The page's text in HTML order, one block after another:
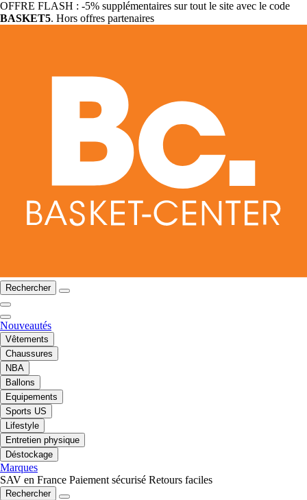
OFFRE FLASH : -5% supplémentaires sur tout le site avec le code
BASKET5. Hors offres partenaires
Rechercher
Nouveautés
Vêtements
Chaussures
NBA
Ballons
Equipements
Sports US
Lifestyle
Entretien physique
Déstockage
Marques
SAV en France Paiement sécurisé Retours faciles
Rechercher